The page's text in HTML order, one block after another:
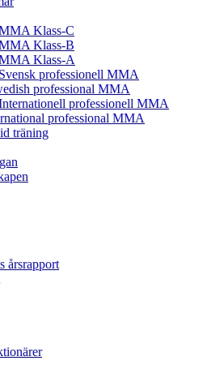
Klass-C
Klass-B
Klass-A
professionell MMA
professional MMA
professionell MMA
professional MMA
träning
årsrapport